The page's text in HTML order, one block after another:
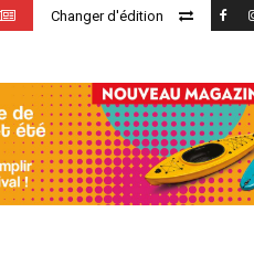
Changer d'édition